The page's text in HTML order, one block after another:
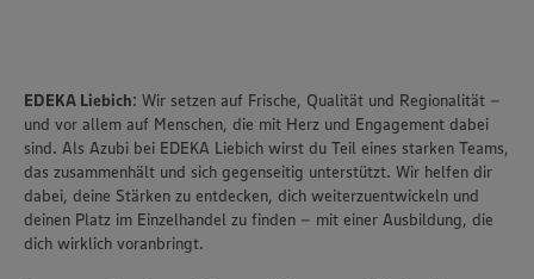
EDEKA Liebich: Wir setzen auf Frische, Qualität und Regionalität –
und vor allem auf Menschen, die mit Herz und Engagement dabei
sind. Als Azubi bei EDEKA Liebich wirst du Teil eines starken Teams,
das zusammenhält und sich gegenseitig unterstützt. Wir helfen dir
dabei, deine Stärken zu entdecken, dich weiterzuentwickeln und
deinen Platz im Einzelhandel zu finden – mit einer Ausbildung, die
dich wirklich voranbringt.